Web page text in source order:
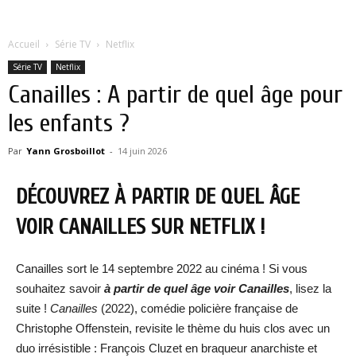
Accueil Série TV Netflix
Série TV Netflix
Canailles : A partir de quel âge pour
les enfants ?
Par Yann Grosboillot - 14 juin 2026
DÉCOUVREZ À PARTIR DE QUEL ÂGE
VOIR CANAILLES SUR NETFLIX !
Canailles sort le 14 septembre 2022 au cinéma ! Si vous
souhaitez savoir à partir de quel âge voir Canailles, lisez la
suite ! Canailles (2022), comédie policière française de
Christophe Offenstein, revisite le thème du huis clos avec un
duo irrésistible : François Cluzet en braqueur anarchiste et